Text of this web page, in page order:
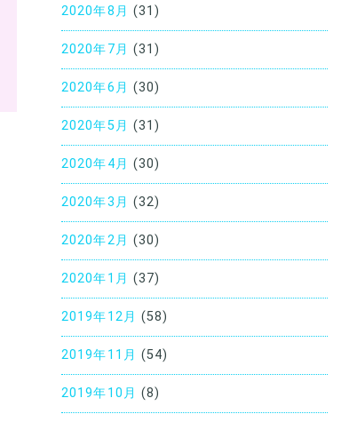
2020年8月 (31)
2020年7月 (31)
2020年6月 (30)
2020年5月 (31)
2020年4月 (30)
2020年3月 (32)
2020年2月 (30)
2020年1月 (37)
2019年12月 (58)
2019年11月 (54)
2019年10月 (8)